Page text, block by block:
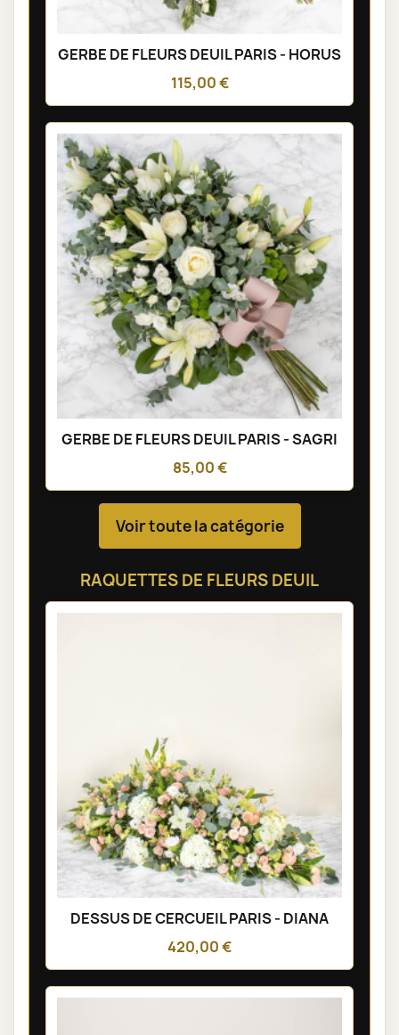
GERBE DE FLEURS DEUIL PARIS - HORUS
115,00 €
GERBE DE FLEURS DEUIL PARIS - SAGRI
85,00 €
Voir toute la catégorie
RAQUETTES DE FLEURS DEUIL
DESSUS DE CERCUEIL PARIS - DIANA
420,00 €